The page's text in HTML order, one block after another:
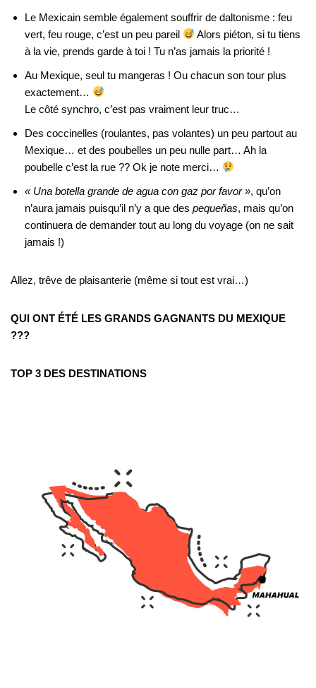
Le Mexicain semble également souffrir de daltonisme : feu
vert, feu rouge, c’est un peu pareil
Alors piéton, si tu tiens
à la vie, prends garde à toi ! Tu n’as jamais la priorité !
Au Mexique, seul tu mangeras ! Ou chacun son tour plus
exactement…
Le côté synchro, c’est pas vraiment leur truc…
Des coccinelles (roulantes, pas volantes) un peu partout au
Mexique… et des poubelles un peu nulle part… Ah la
poubelle c’est la rue ?? Ok je note merci…
« Una botella grande de agua con gaz por favor », qu’on
n’aura jamais puisqu’il n’y a que des pequeñas, mais qu’on
continuera de demander tout au long du voyage (on ne sait
jamais !)
Allez, trêve de plaisanterie (même si tout est vrai…)
QUI ONT ÉTÉ LES GRANDS GAGNANTS DU MEXIQUE
???
TOP 3 DES DESTINATIONS